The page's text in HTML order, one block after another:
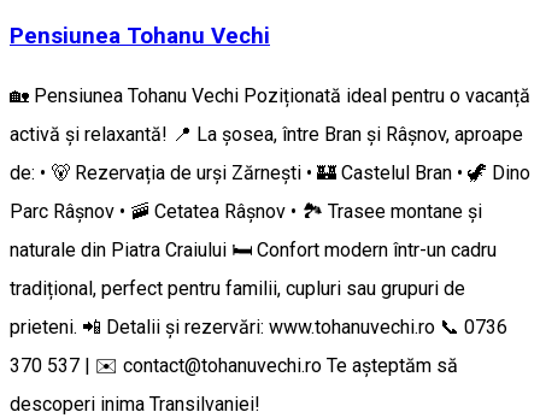
Pensiunea Tohanu Vechi
🏡 Pensiunea Tohanu Vechi Poziționată ideal pentru o vacanță
activă și relaxantă! 📍 La șosea, între Bran și Râșnov, aproape
de: • 🐻 Rezervația de urși Zărnești • 🏰 Castelul Bran • 🦖 Dino
Parc Râșnov • 🚠 Cetatea Râșnov • 🏞️ Trasee montane și
naturale din Piatra Craiului 🛏️ Confort modern într-un cadru
tradițional, perfect pentru familii, cupluri sau grupuri de
prieteni. 📲 Detalii și rezervări: www.tohanuvechi.ro 📞 0736
370 537 | ✉️ contact@tohanuvechi.ro Te așteptăm să
descoperi inima Transilvaniei!